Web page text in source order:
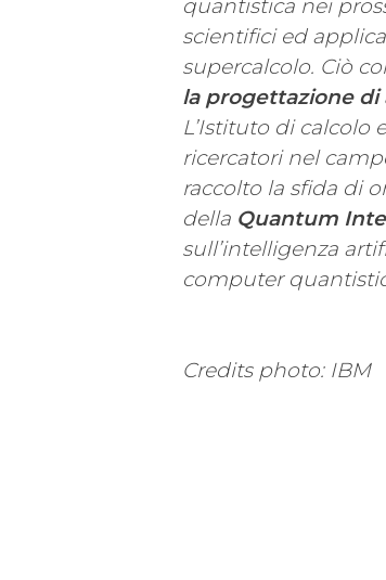
quantistica nei
scientifici ed
supercalcolo. Ciò
la progettazione
L’Istituto di calcolo
ricercatori nel
raccolto la sfida di
della Quantum
sull’intelligenza
computer
Credits photo: IBM